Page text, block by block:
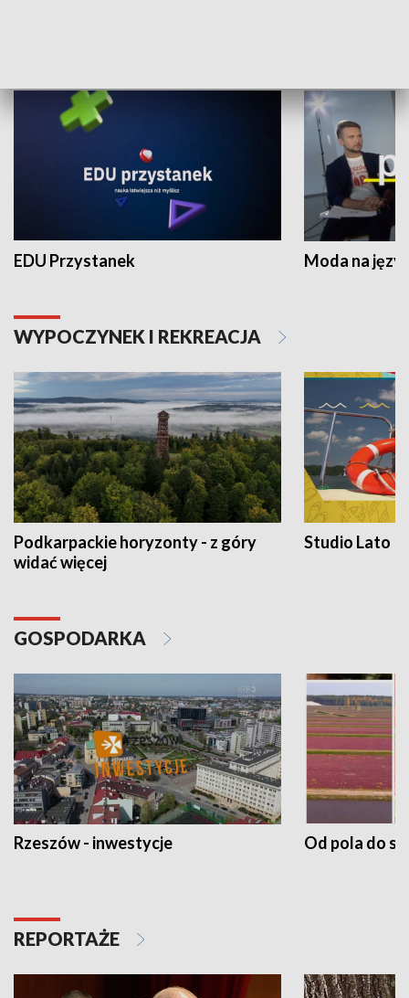
EDU Przystanek Moda na
WYPOCZYNEK I REKREACJA
Podkarpackie horyzonty - z góry
widać więcej
Studio Lato
GOSPODARKA
Rzeszów - inwestycje Od pola do
REPORTAŻE